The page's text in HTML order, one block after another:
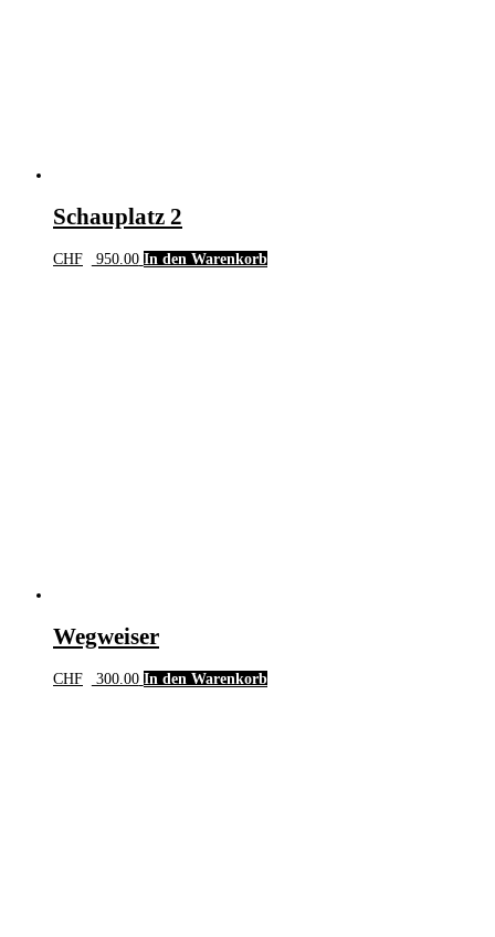
Schauplatz 2
CHF 950.00 In den Warenkorb
Wegweiser
CHF 300.00 In den Warenkorb